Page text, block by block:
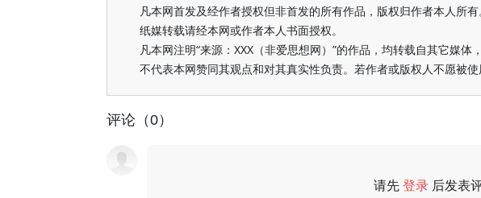
凡本网首发及经作者授权但非首发的所有作品，版权归作者本人所
纸媒转载请经本网或作者本人书面授权。
凡本网注明“来源：XXX（非爱思想网）”的作品，均转载自其它媒
不代表本网赞同其观点和对其真实性负责。若作者或版权人不愿被使
评论（0）
请先登录 后发表